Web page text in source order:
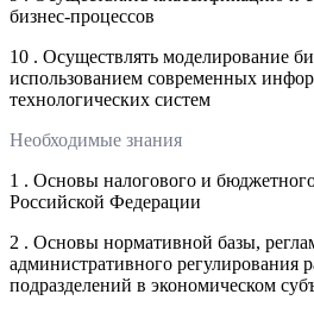
бизнес-процессов
10 . Осуществлять моделирование
использованием современных
технологических систем
Необходимые знания
1 . Основы налогового и бюджетного
Российской Федерации
2 . Основы нормативной базы,
административного регулирования
подразделений в экономическом